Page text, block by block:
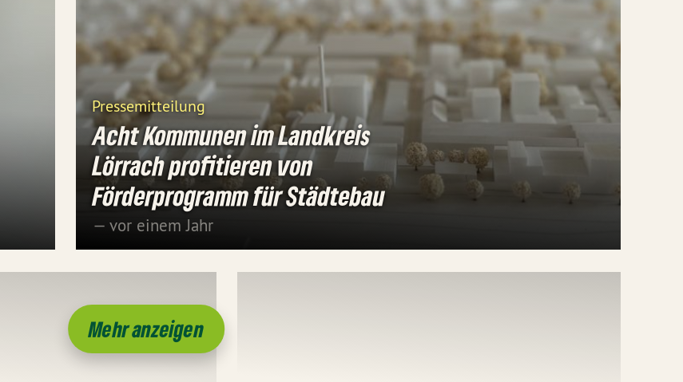
Pressemitteilung
Acht Kommunen im Landkreis
Lörrach profitieren von
Förderprogramm für Städtebau
— vor einem Jahr
Mehr anzeigen